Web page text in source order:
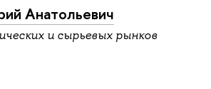
Анатольевич
и сырьевых рынков